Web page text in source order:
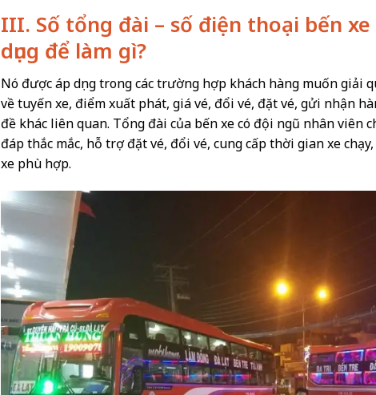
III. Số tổng đài – số điện thoại bến
dụng để làm gì?
Nó được áp dụng trong các trường hợp khách hàng muốn giải
về tuyến xe, điểm xuất phát, giá vé, đổi vé, đặt vé, gửi nhận
đề khác liên quan. Tổng đài của bến xe có đội ngũ nhân viên
đáp thắc mắc, hỗ trợ đặt vé, đổi vé, cung cấp thời gian xe
xe phù hợp.